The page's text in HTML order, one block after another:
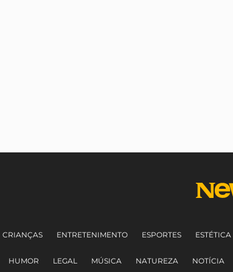
CRIANÇAS ENTRETENIMENTO ESPORTES ESTÉTICA
HUMOR LEGAL MÚSICA NATUREZA NOTÍCIA